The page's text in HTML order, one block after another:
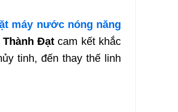
máy nước nóng năng
Thành Đạt cam kết khắc
tinh, đến thay thế linh